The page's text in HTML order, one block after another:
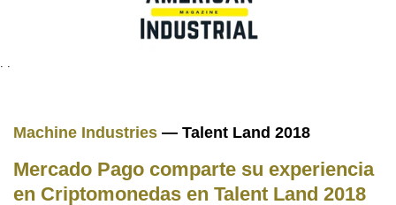
. .
Machine Industries — Talent Land 2018
Mercado Pago comparte su experiencia
en Criptomonedas en Talent Land 2018